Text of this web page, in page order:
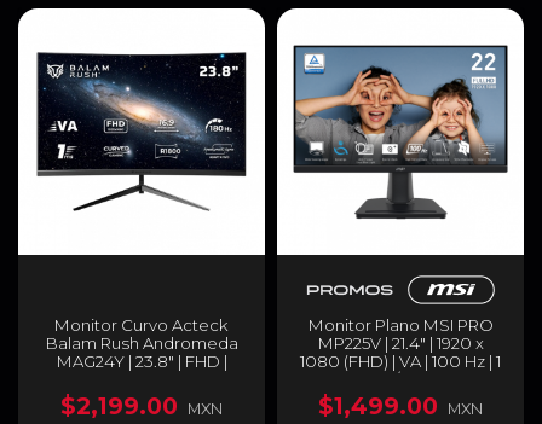
Monitor Curvo Acteck
Balam Rush Andromeda
MAG24Y | 23.8" | FHD |
ms | R1800 | FreeSync / G-
Sync | RGB | Negro | BR-
$2,199.00 MXN
Monitor Plano MSI PRO
MP225V | 21.4" | 1920 x
1080 (FHD) | VA | 100 Hz | 1
ms (MPRT) / 4 ms (GTG) |
Adaptive-Sync | HDMI 1.4b
/ D-Sub (VGA) | Negro |
$1,499.00 MXN